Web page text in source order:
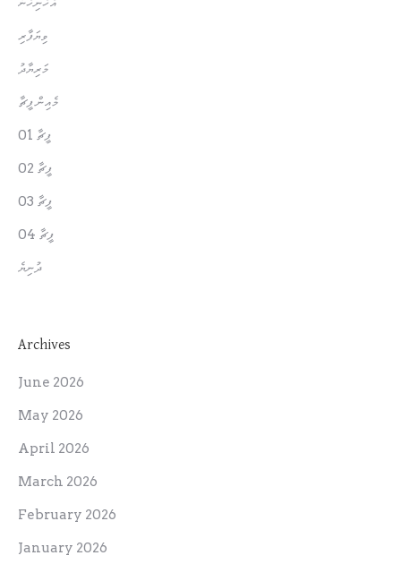
ފީޗާ 01
ފީޗާ 02
ފީޗާ 03
ފީޗާ 04
ދުނިޔެ
February 2026
January 2026
December 2025
November 2025
October 2025
September 2025